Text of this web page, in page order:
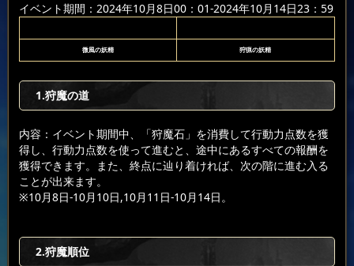
イベント期間：2024年10月8日00：01-2024年10月14日23：59
微風の妖精 狩猟の妖精
1.狩魔の道
内容：イベント期間中、「狩魔石」を消費して行動力点数を獲
得し、行動力点数を使って進むと、途中にあるすべての報酬を
獲得できます。また、終点に辿り着ければ、次の階に進む入る
ことが出来ます。
※10月8日-10月10日,10月11日-10月14日。
2.狩魔順位